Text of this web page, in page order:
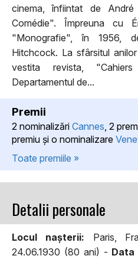
cinema, înfiintat de
Comédie". Împreuna cu
"Monografie", în 1956,
Hitchcock. La sfârsitul
vestita revista,
Departamentul de...
Premii
2 nominalizări Cannes , 2
premiu şi o nominalizare
Toate premiile »
Detalii personale
Locul naşterii: Paris,
24.06.1930 (80 ani) - Data